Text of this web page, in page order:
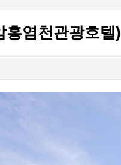
홍염천관광호텔)